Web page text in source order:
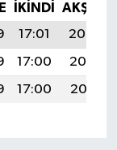
İKINDI
AKŞAM
17:01
20:14
17:00
20:13
17:00 20:11